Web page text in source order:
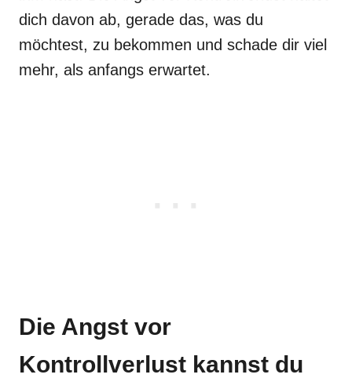
dich davon ab, gerade das, was du
möchtest, zu bekommen und schade dir viel
mehr, als anfangs erwartet.
Die Angst vor
Kontrollverlust kannst du